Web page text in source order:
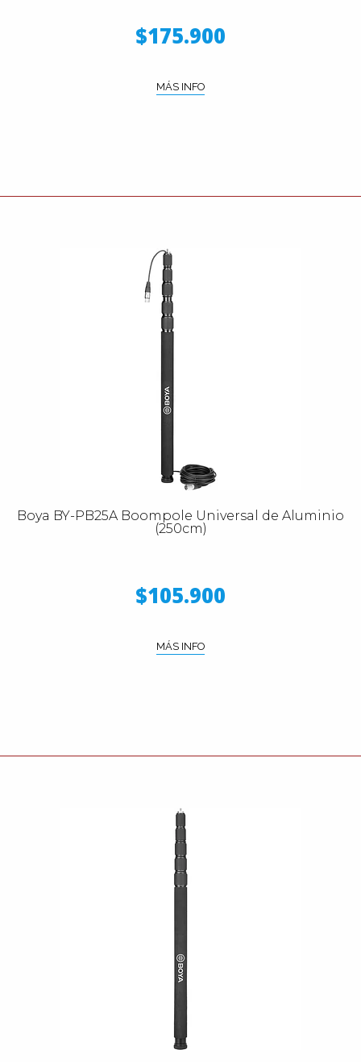
$175.900
MÁS INFO
Boya BY-PB25A Boompole Universal de Aluminio
(250cm)
$105.900
MÁS INFO